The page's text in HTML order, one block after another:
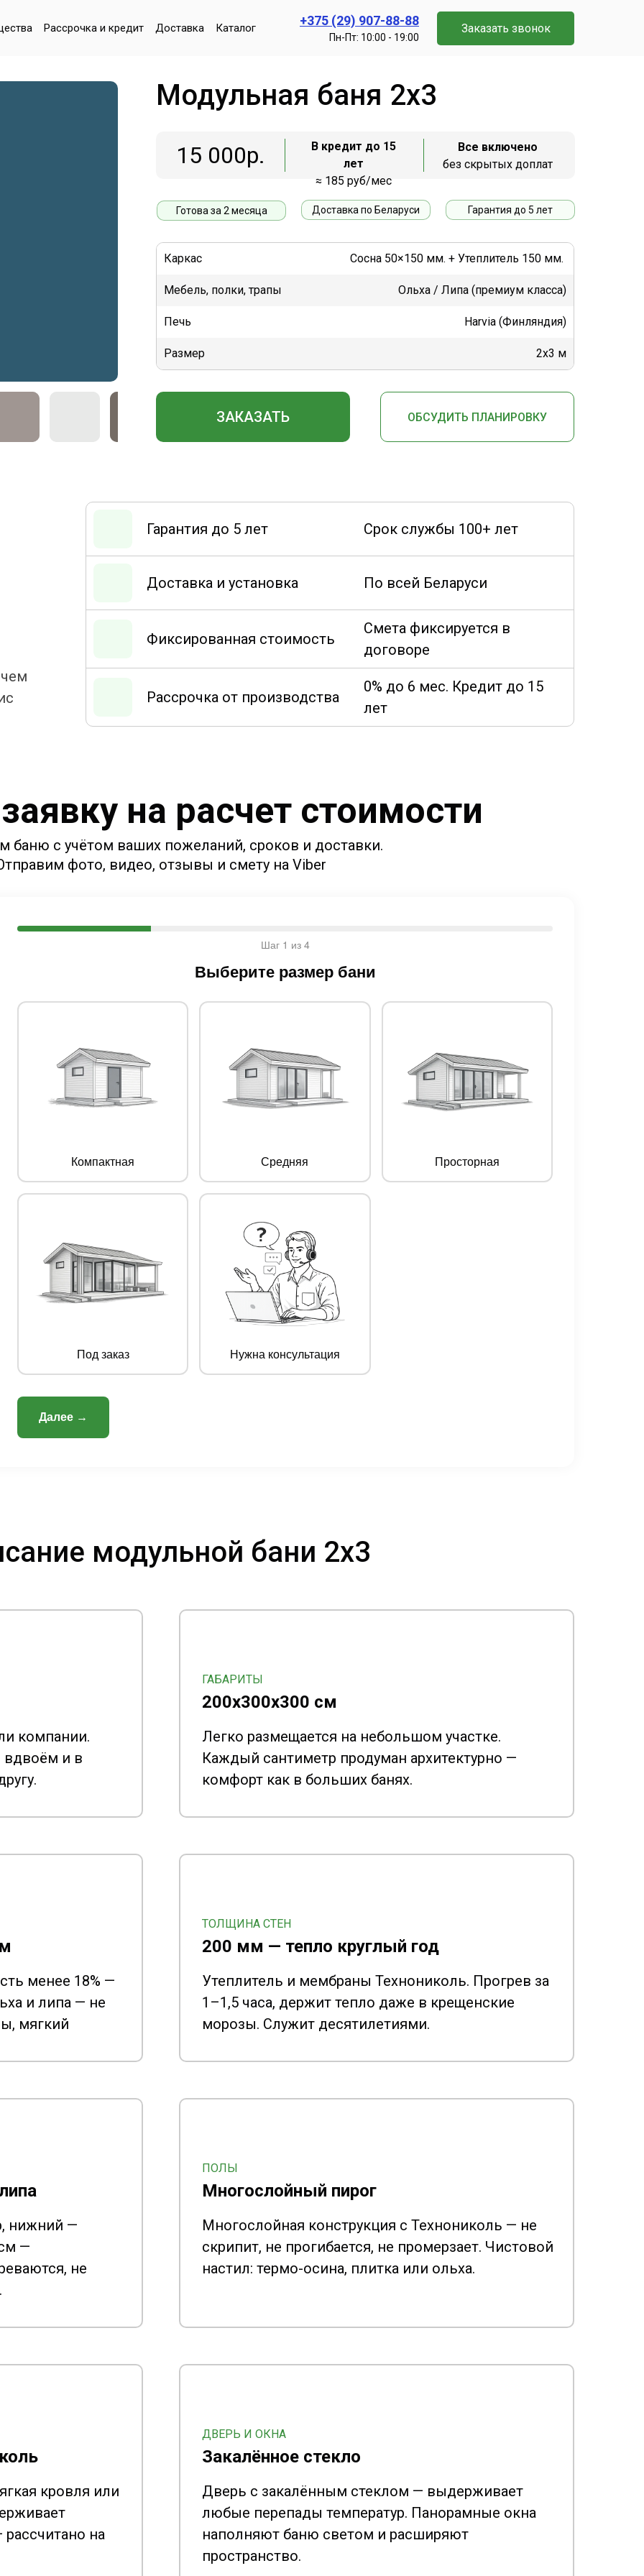
Рассрочка и кредит Доставка Каталог +375 (29) 907-88-88
Пн-Пт: 10:00 - 19:00
Заказать звонок
Модульная баня 2х3
Все включено
без скрытых доплат
15 000р.
В кредит до 15
лет
≈ 185 руб/мес
Готова за 2 месяца Доставка по Беларуси Гарантия до 5 лет
Каркас Сосна 50×150 мм. + Утеплитель 150 мм.
Мебель, полки, трапы Ольха / Липа (премиум класса)
Печь Harvia (Финляндия)
Размер 2х3 м
ЗАКАЗАТЬ ОБСУДИТЬ ПЛАНИРОВКУ
Гарантия до 5 лет Срок службы 100+ лет
Доставка и установка По всей Беларуси
Фиксированная стоимость
Смета фиксируется в
договоре
Рассрочка от производства
0% до 6 мес. Кредит до 15
лет
баню с учётом ваших пожеланий, сроков и доставки.
фото, видео, отзывы и смету на Viber
на расчет стоимости
Шаг 1 из 4
Выберите размер бани
Компактная Средняя Просторная
Под заказ Нужна консультация
Далее →
модульной бани 2х3
компании.
вдвоём и в
Легко размещается на небольшом участке.
Каждый сантиметр продуман архитектурно —
комфорт как в больших банях.
200х300x300 см
ГАБАРИТЫ
менее 18% —
и липа — не
мягкий
Утеплитель и мембраны Технониколь. Прогрев за
1–1,5 часа, держит тепло даже в крещенские
морозы. Служит десятилетиями.
200 мм — тепло круглый год
ТОЛЩИНА СТЕН
нижний —
—
не
Многослойная конструкция с Технониколь — не
скрипит, не прогибается, не промерзает. Чистовой
настил: термо-осина, плитка или ольха.
Многослойный пирог
ПОЛЫ
кровля или
на
Дверь с закалённым стеклом — выдерживает
любые перепады температур. Панорамные окна
наполняют баню светом и расширяют
пространство.
Закалённое стекло
ДВЕРЬ И ОКНА